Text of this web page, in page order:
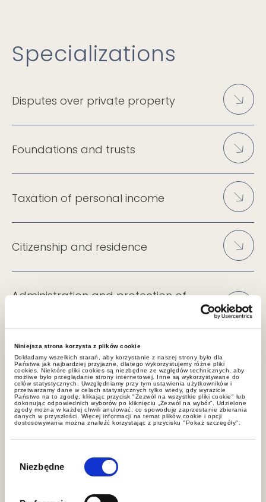
Niniejsza strona korzysta z plików cookie
Dokładamy wszelkich starań, aby korzystanie z naszej strony było dla
Państwa jak najbardziej przyjazne, dlatego wykorzystujemy różne pliki
cookies. Niektóre pliki cookies są niezbędne ze względów technicznych, aby
możliwe było przeglądanie strony internetowej. Inne są wykorzystywane do
celów statystycznych. Uwzględniamy przy tym ustawienia użytkowników i
przetwarzamy dane w celach statystycznych tylko wtedy, gdy wyrazicie
Państwo na to zgodę, klikając przycisk "Zezwól na wszystkie pliki cookie" lub
dokonując odpowiednich wyborów po kliknięciu „Zezwól na wybór”. Udzielone
zgody można w każdej chwili anulować, co spowoduje zaprzestanie zbierania
danych w przyszłości. Więcej informacji na temat plików cookie i opcji
dostosowywania można znaleźć korzystając z przycisku "Pokaż szczegóły".
zgody
Niezbędne
Specializations
Disputes over private property
Foundations and trusts
Taxation of personal income
Citizenship and residence
Administration and protection of
Estate planning and succession
Tax planning
Anti-Money Laundering (AML)